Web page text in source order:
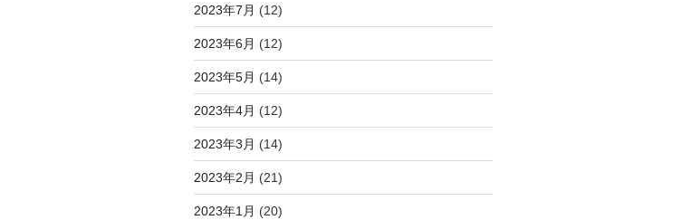
2023年7月 (12)
2023年6月 (12)
2023年5月 (14)
2023年4月 (12)
2023年3月 (14)
2023年2月 (21)
2023年1月 (20)